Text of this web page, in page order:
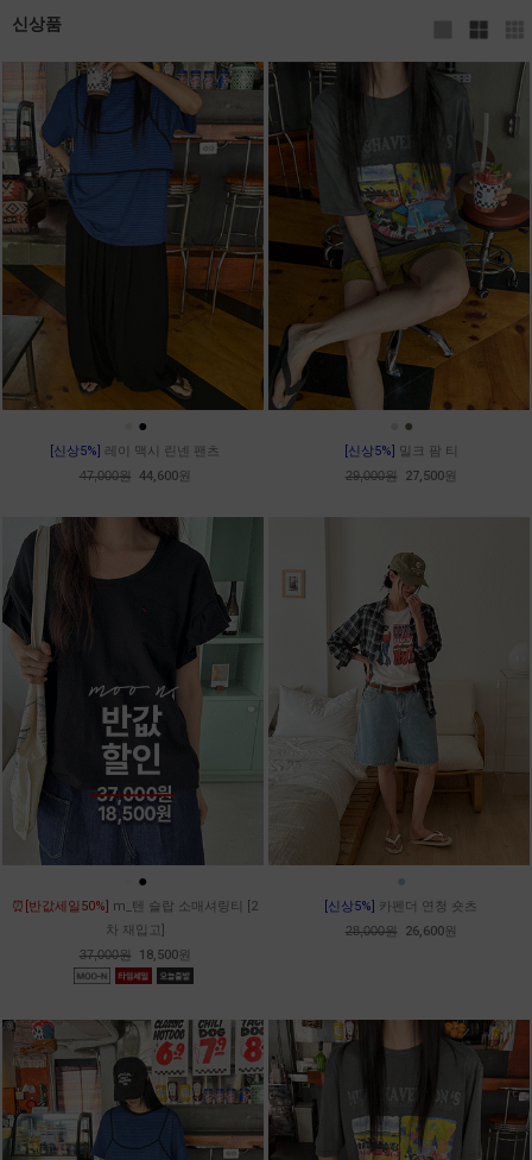
신상품
●
[신상5%] 레이 맥시 린넨 팬츠
47,000원 44,600원
●
[신상5%] 밀크 팜 티
29,000원 27,500원
●
⏰[반값세일50%] m_텐 슬랍 소매셔링티 [2
차 재입고]
37,000원 18,500원
●
[신상5%] 카펜더 연청 숏츠
28,000원 26,600원